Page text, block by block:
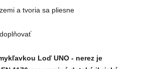
a tvoria sa pliesne
Loď UNO - nerez je